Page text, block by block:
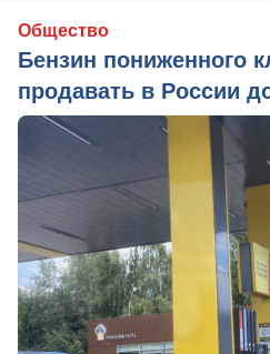
Общество
Бензин пониженного
продавать в России